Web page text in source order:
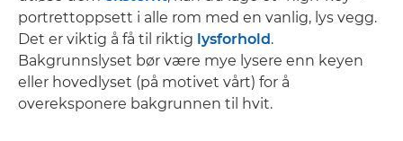
portrettoppsett i alle rom med en vanlig, lys vegg.
Det er viktig å få til riktig lysforhold.
Bakgrunnslyset bør være mye lysere enn keyen
eller hovedlyset (på motivet vårt) for å
overeksponere bakgrunnen til hvit.